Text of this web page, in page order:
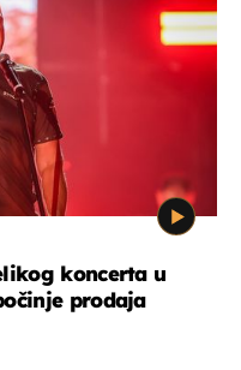
koncerta u
prodaja